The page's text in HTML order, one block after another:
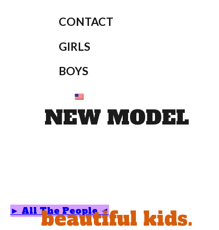
CONTACT
GIRLS
BOYS
NEW MODEL
beautiful kids.